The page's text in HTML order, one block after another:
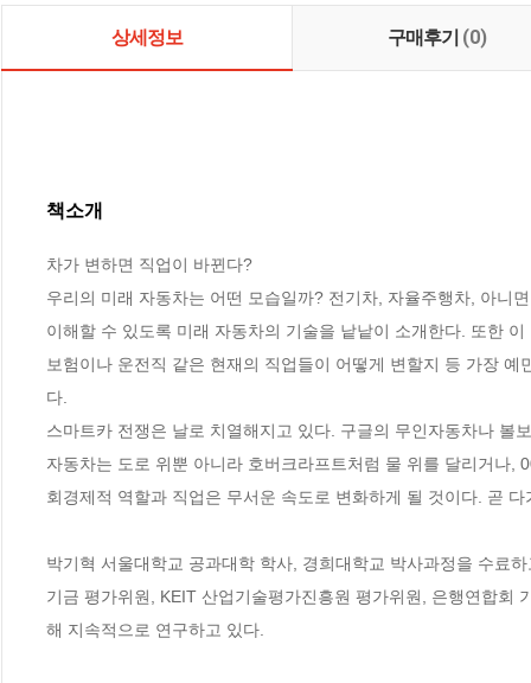
상세정보 구매후기 (0)
책소개
차가 변하면 직업이 바뀐다?
우리의 미래 자동차는 어떤 모습일까? 전기차, 자율주행차, 아니
이해할 수 있도록 미래 자동차의 기술을 낱낱이 소개한다. 또한
보험이나 운전직 같은 현재의 직업들이 어떻게 변할지 등 가장
다.
스마트카 전쟁은 날로 치열해지고 있다. 구글의 무인자동차나 볼
자동차는 도로 위뿐 아니라 호버크라프트처럼 물 위를 달리거나
회경제적 역할과 직업은 무서운 속도로 변화하게 될 것이다. 곧
박기혁 서울대학교 공과대학 학사, 경희대학교 박사과정을 수료
기금 평가위원, KEIT 산업기술평가진흥원 평가위원, 은행연합회
해 지속적으로 연구하고 있다.